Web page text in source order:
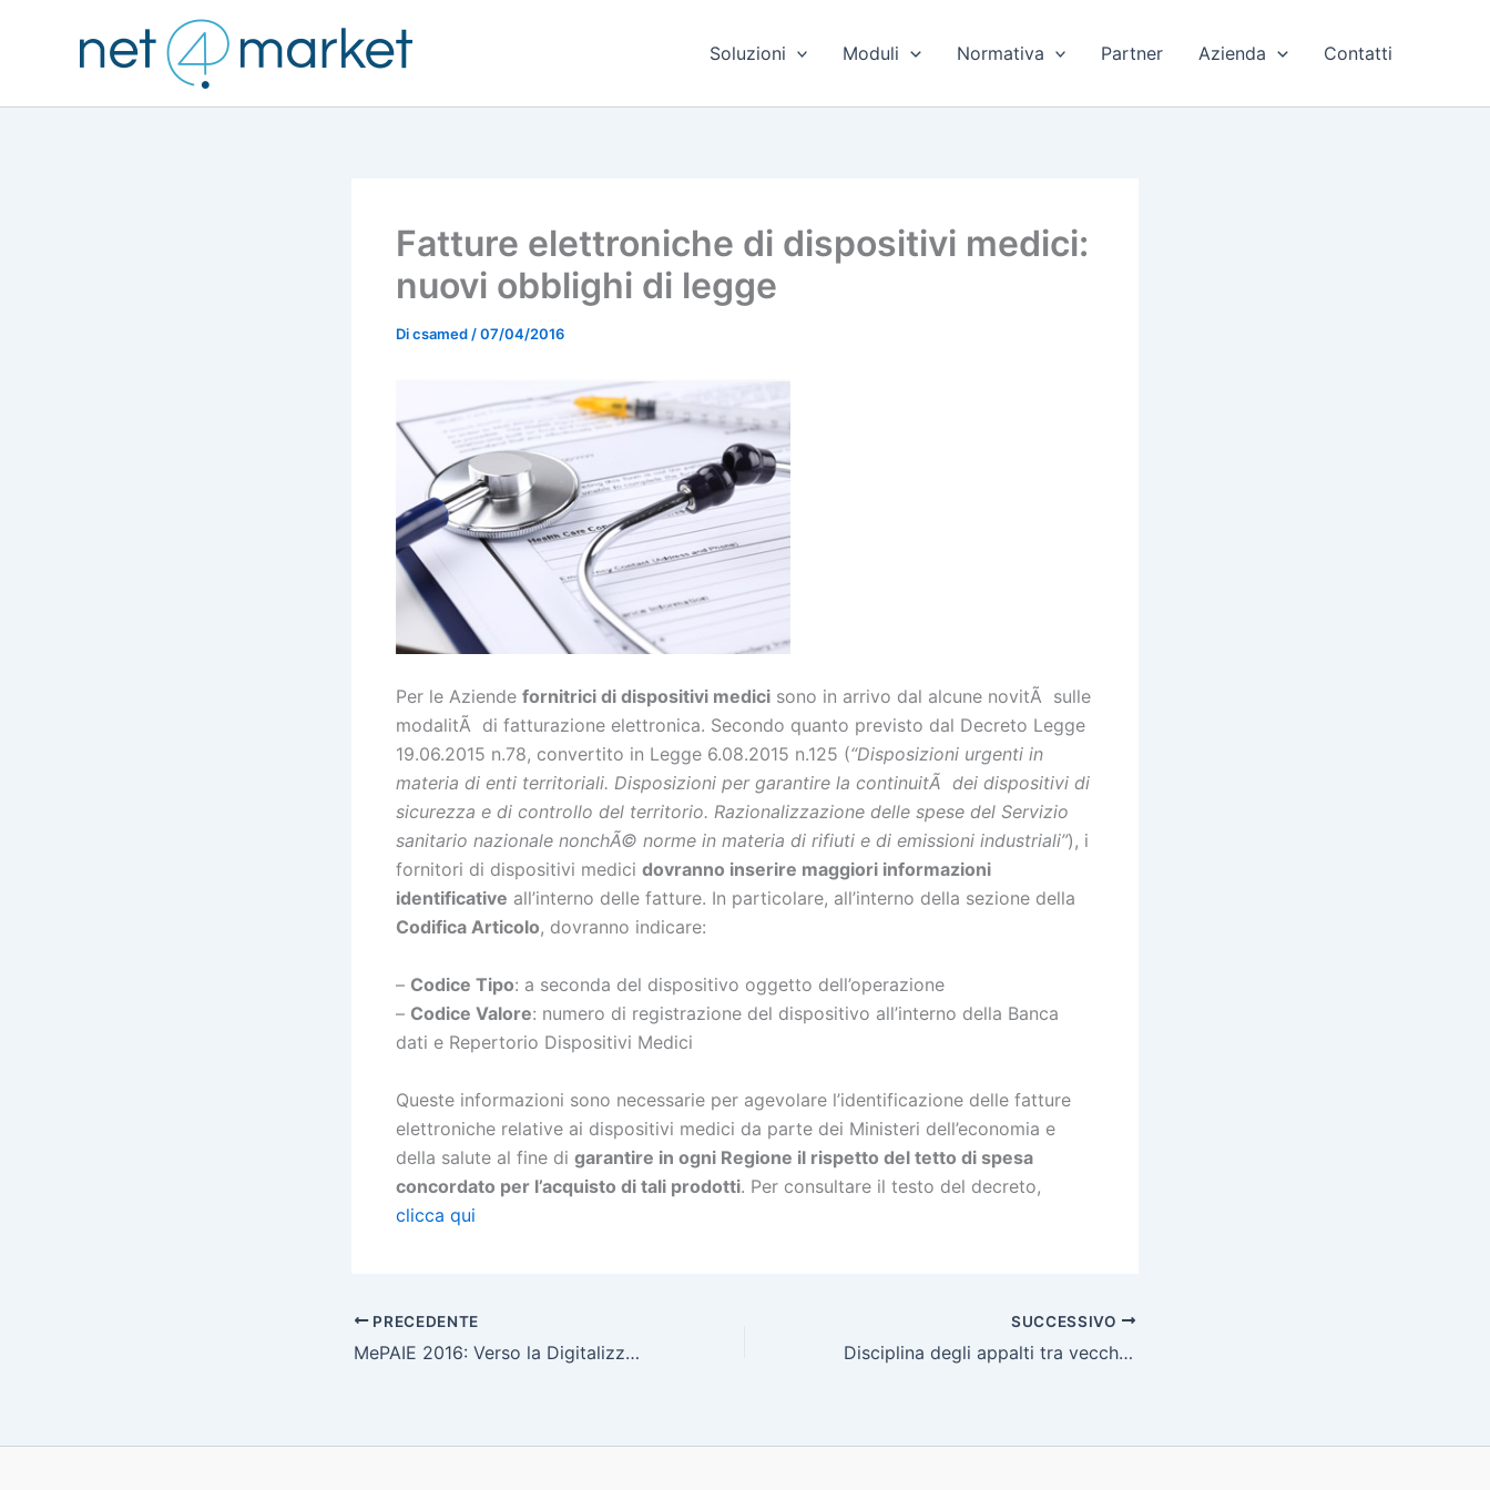
contenuto
Soluzioni Moduli Normativa Partner Azienda Contatti
Fatture elettroniche di dispositivi medici:
nuovi obblighi di legge
Dicsamed /07/04/2016
Per le Aziende fornitrici di dispositivi medici sono in arrivo dal alcune novitÃ sulle
modalitÃ di fatturazione elettronica. Secondo quanto previsto dal Decreto Legge
19.06.2015 n.78, convertito in Legge 6.08.2015 n.125 (“Disposizioni urgenti in
materia di enti territoriali. Disposizioni per garantire la continuitÃ dei dispositivi di
sicurezza e di controllo del territorio. Razionalizzazione delle spese del Servizio
sanitario nazionale nonchÃ© norme in materia di rifiuti e di emissioni industriali”), i
fornitori di dispositivi medici dovranno inserire maggiori informazioni
identificative all’interno delle fatture. In particolare, all’interno della sezione della
Codifica Articolo, dovranno indicare:
– Codice Tipo: a seconda del dispositivo oggetto dell’operazione
– Codice Valore: numero di registrazione del dispositivo all’interno della Banca
dati e Repertorio Dispositivi Medici
Queste informazioni sono necessarie per agevolare l’identificazione delle fatture
elettroniche relative ai dispositivi medici da parte dei Ministeri dell’economia e
della salute al fine di garantire in ogni Regione il rispetto del tetto di spesa
concordato per l’acquisto di tali prodotti. Per consultare il testo del decreto,
clicca qui
PRECEDENTE
MePAIE 2016: Verso la Digitalizzazione del ciclo Procure-to-Pay
SUCCESSIVO
Disciplina degli appalti tra vecchio e nuovo Codice